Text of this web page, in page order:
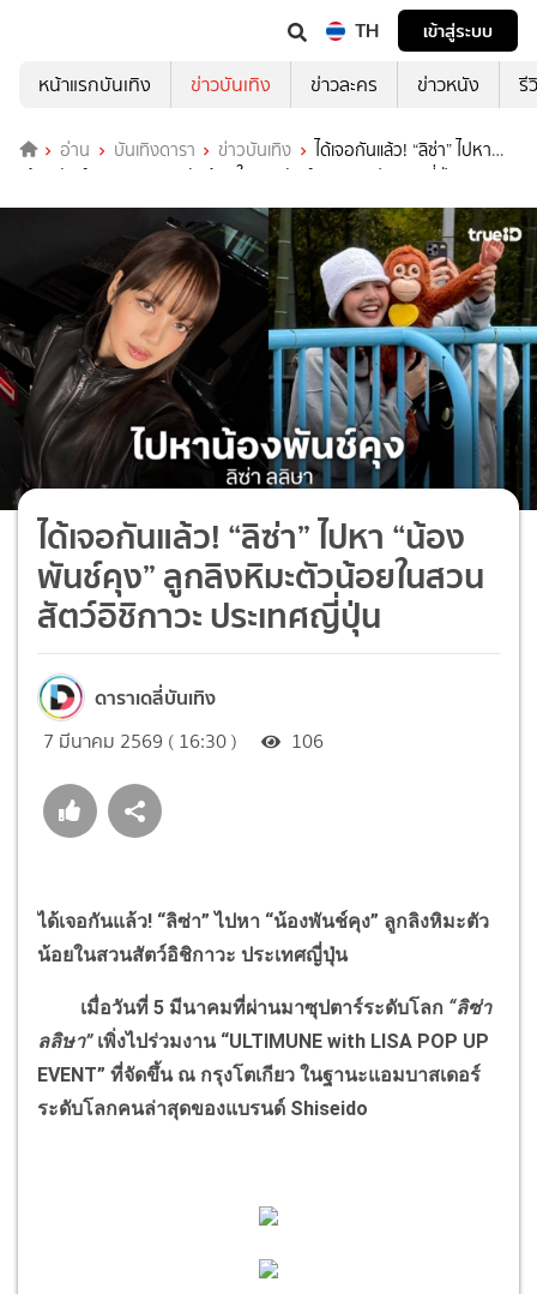
TH
เข้าสู่ระบบ
หน้าแรกบันเทิง
ข่าวบันเทิง ข่าวละคร ข่าวหนัง รี
อ่าน บันเทิงดารา ข่าวบันเทิง
ได้เจอกันแล้ว! “ลิซ่า” ไปหา
“น้องพันช์คุง” ลูกลิงหิมะตัวน้อยในสวนสัตว์อิชิกาวะ ประเทศญี่ปุ่น
ได้เจอกันแล้ว! “ลิซ่า” ไปหา “น้อง
พันช์คุง” ลูกลิงหิมะตัวน้อยในสวน
สัตว์อิชิกาวะ ประเทศญี่ปุ่น
ดาราเดลี่บันเทิง
7 มีนาคม 2569 ( 16:30 ) 106
ได้เจอกันแล้ว! “ลิซ่า” ไปหา “น้องพันช์คุง” ลูกลิงหิมะตัว
น้อยในสวนสัตว์อิชิกาวะ ประเทศญี่ปุ่น
เมื่อวันที่ 5 มีนาคมที่ผ่านมาซุปตาร์ระดับโลก “ลิซ่า
ลลิษา” เพิ่งไปร่วมงาน “ULTIMUNE with LISA POP UP
EVENT” ที่จัดขึ้น ณ กรุงโตเกียว ในฐานะแอมบาสเดอร์
ระดับโลกคนล่าสุดของแบรนด์ Shiseido